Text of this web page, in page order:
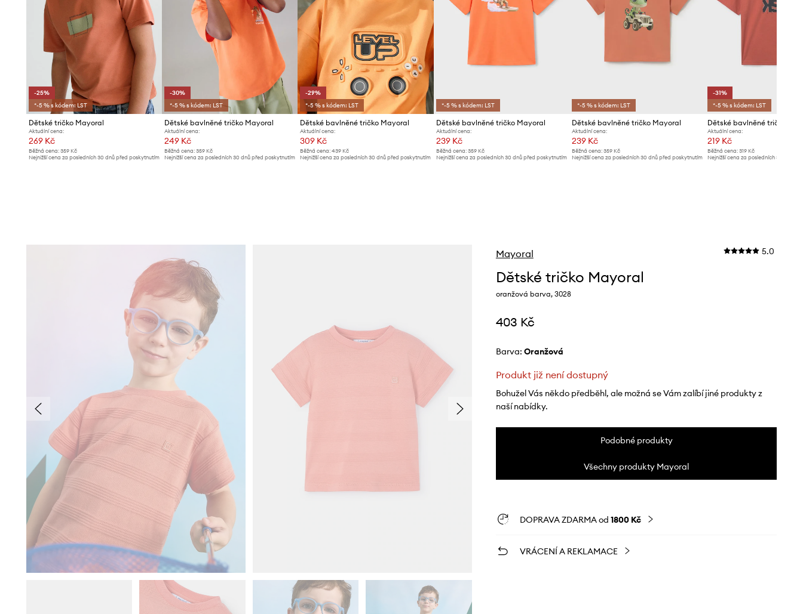
-25%
*-5 % s kódem: LST
Dětské tričko Mayoral
Aktuální cena:
269 Kč
Běžná cena: 359 Kč
Nejnižší cena za posledních 30 dnů před poskytnutím
-30%
*-5 % s kódem: LST
Dětské bavlněné tričko Mayoral
Aktuální cena:
249 Kč
Běžná cena:359 Kč
Nejnižší cena za posledních 30 dnů před poskytnutím
-29%
*-5 % s kódem: LST
Dětské bavlněné tričko Mayoral
Aktuální cena:
309 Kč
Běžná cena: 439 Kč
Nejnižší cena za posledních 30 dnů před poskytnutím
*-5 % s kódem: LST
Dětské bavlněné tričko Mayoral
Aktuální cena:
239 Kč
Běžná cena: 359 Kč
Nejnižší cena za posledních 30 dnů před poskytnutím
*-5 % s kódem: LST
Dětské bavlněné tričko Mayoral
Aktuální cena:
239 Kč
Běžná cena:359 Kč
Nejnižší cena za posledních 30 dnů před poskytnutím
-31%
*-5 % s kódem: LST
Dětské bavlněné tričko
Aktuální cena:
219 Kč
Běžná cena: 319 Kč
Nejnižší cena za posledních 30 dnů
Mayoral 5.0
Dětské tričko Mayoral
oranžová barva, 3028
403 Kč
Barva: oranžová
Produkt již není dostupný
Bohužel Vás někdo předběhl, ale možná se Vám zalíbí jiné produkty z
naší nabídky.
Podobné produkty
Všechny produkty Mayoral
DOPRAVA ZDARMA od 1800 Kč
VRÁCENÍ A REKLAMACE